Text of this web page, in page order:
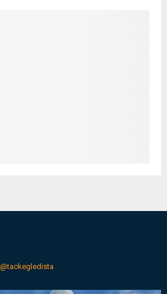
@tackegledista